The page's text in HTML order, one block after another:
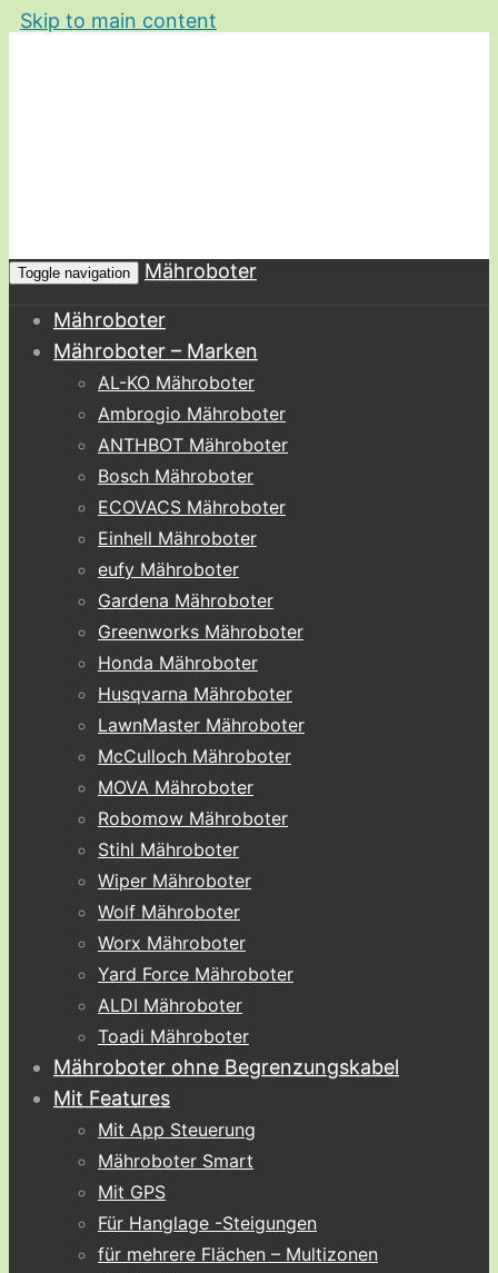
Skip to main content
Toggle navigation Mähroboter
Mähroboter
Mähroboter – Marken
AL-KO Mähroboter
Ambrogio Mähroboter
ANTHBOT Mähroboter
Bosch Mähroboter
ECOVACS Mähroboter
Einhell Mähroboter
eufy Mähroboter
Gardena Mähroboter
Greenworks Mähroboter
Honda Mähroboter
Husqvarna Mähroboter
LawnMaster Mähroboter
McCulloch Mähroboter
MOVA Mähroboter
Robomow Mähroboter
Stihl Mähroboter
Wiper Mähroboter
Wolf Mähroboter
Worx Mähroboter
Yard Force Mähroboter
ALDI Mähroboter
Toadi Mähroboter
Mähroboter ohne Begrenzungskabel
Mit Features
Mit App Steuerung
Mähroboter Smart
Mit GPS
Für Hanglage -Steigungen
für mehrere Flächen – Multizonen